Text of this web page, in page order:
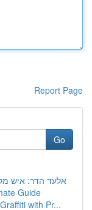
Report Page
Go
אלעד הדר: איש
Guide
with Pr...